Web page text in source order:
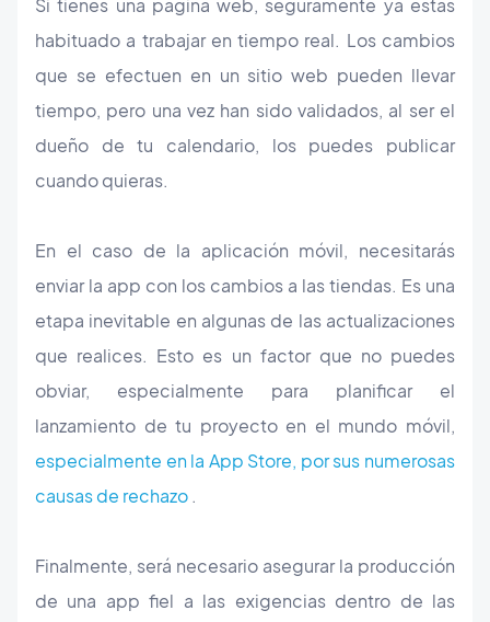
Si tienes una página web, seguramente ya estas
habituado a trabajar en tiempo real. Los cambios
que se efectuen en un sitio web pueden llevar
tiempo, pero una vez han sido validados, al ser el
dueño de tu calendario, los puedes publicar
cuando quieras.
En el caso de la aplicación móvil, necesitarás
enviar la app con los cambios a las tiendas. Es una
etapa inevitable en algunas de las actualizaciones
que realices. Esto es un factor que no puedes
obviar, especialmente para planificar el
lanzamiento de tu proyecto en el mundo móvil,
especialmente en la App Store, por sus numerosas
causas de rechazo .
Finalmente, será necesario asegurar la producción
de una app fiel a las exigencias dentro de las